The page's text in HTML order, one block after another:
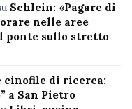
Schlein: «Pagare di
nelle aree
ponte sullo stretto
cinofile di ricerca:
a San Pietro